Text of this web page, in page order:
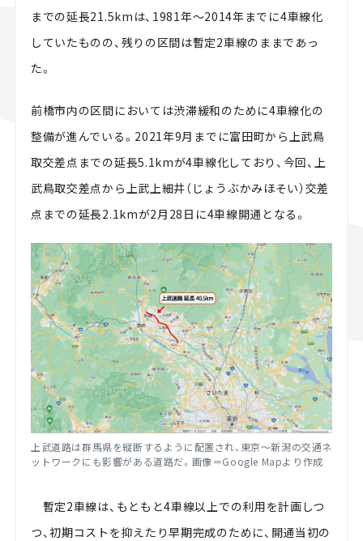
までの延長21.5kmは、1981年～2014年までに4車線化
していたものの、残りの区間は暫定2車線のままであっ
た。
前橋市内の区間においては渋滞緩和のために4車線化の
整備が進んでいる。2021年9月までに富田町から上武鳥
取交差点までの延長5.1kmが4車線化しており、今回、上
武鳥取交差点から上武上細井（じょうぶかみほそい）交差
点までの延長2.1kmが2月28日に4車線開通となる。
上武道路は群馬県を縦断するように配置され、東京～新潟の交通ネ
ットワークにも影響がある道路だ。画像＝Google Mapより作成
暫定2車線は、もともと4車線以上での利用を計画しつ
つ、初期コストを抑えたり早期完成のために、開通当初の